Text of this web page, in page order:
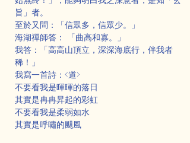
旨」者。
至於又問：「信眾多，信眾少。」
海湖禪師答： 「曲高和寡。」
我答：「高高山頂立，深深海底行，伴我者
稀！」
我寫一首詩：<道>
不要看我是暉暉的落日
其實是冉冉昇起的彩虹
不要看我是柔弱如水
其實是呼嘯的颶風